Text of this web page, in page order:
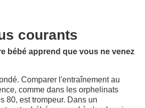
courants
bébé apprend que vous ne venez
Comparer l'entraînement au
comme dans les orphelinats
80, est trompeur. Dans un